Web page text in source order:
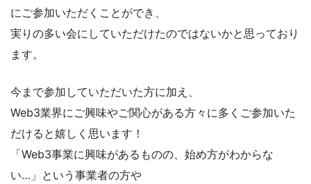
にご参加いただくことができ、
実りの多い会にしていただけたのではないかと思っており
ます。
今まで参加していただいた方に加え、
Web3業界にご興味やご関心がある方々に多くご参加いた
だけると嬉しく思います！
「Web3事業に興味があるものの、始め方がわからな
い…」という事業者の方や